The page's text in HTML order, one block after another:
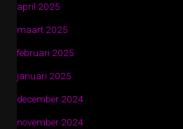
april 2025
maart 2025
februari 2025
januari 2025
december 2024
november 2024